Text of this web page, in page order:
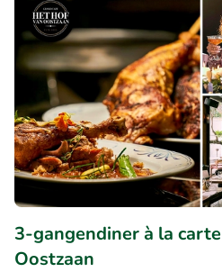
3-gangendiner à la
Oostzaan